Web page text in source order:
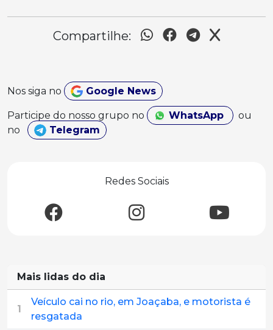
Compartilhe:
Nos siga no Google News
Participe do nosso grupo no WhatsApp
ou
no
Telegram
Redes Sociais
Mais lidas do dia
1
Veículo cai no rio, em Joaçaba, e motorista é
resgatada